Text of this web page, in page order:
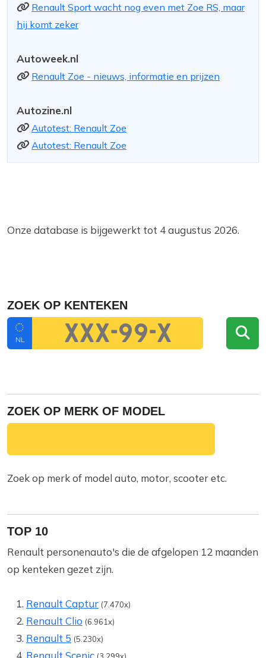
Renault Sport wacht nog even met Zoe RS, maar
hij komt zeker
Autoweek.nl
Renault Zoe - nieuws, informatie en prijzen
Autozine.nl
Autotest: Renault Zoe
Autotest: Renault Zoe
Onze database is bijgewerkt tot 4 augustus 2026.
ZOEK OP KENTEKEN
NL
ZOEK OP MERK OF MODEL
Zoek op merk of model auto, motor, scooter etc.
TOP 10
Renault personenauto's die de afgelopen 12 maanden
op kenteken gezet zijn.
Renault Captur (7.470x)
Renault Clio (6.961x)
Renault 5 (5.230x)